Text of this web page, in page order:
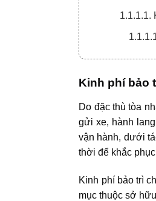
1.1.1.1.
Kinh phí bảo
Do đặc thù tòa
gửi xe, hành
vận hành, dưới
thời để khắc
Kinh phí bảo trì
mục thuộc sở